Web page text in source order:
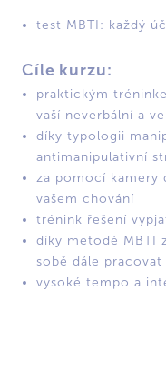
test MBTI: každý
Cíle kurzu:
praktickým
vaší neverbální a
díky typologii
antimanipulativní
za pomocí kamery
vašem chování
trénink řešení
díky metodě MBTI
sobě dále pracovat
vysoké tempo a